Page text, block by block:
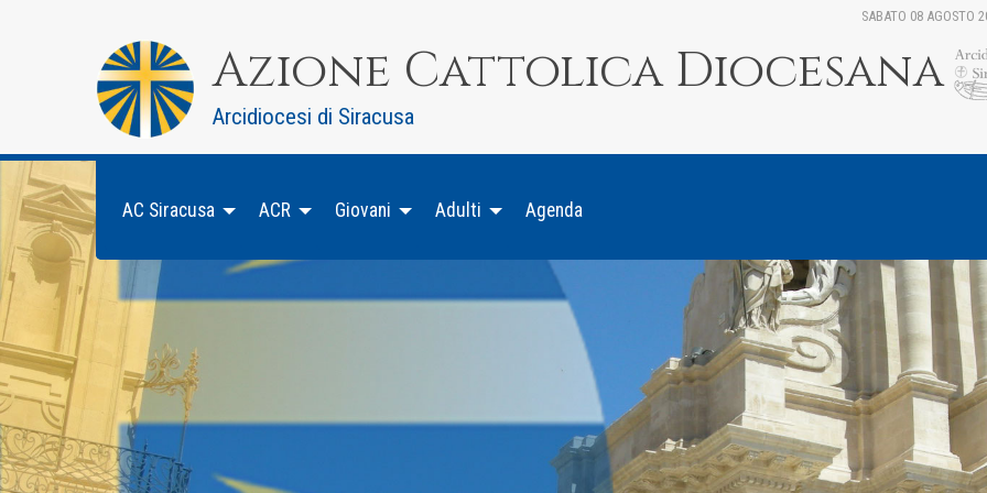
SABATO 08 AGOSTO
Azione Cattolica Diocesana
Arcidiocesi di Siracusa
AC Siracusa ACR Giovani Adulti Agenda